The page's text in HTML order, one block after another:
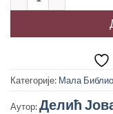
Категорије: Мала
Аутор:Делић